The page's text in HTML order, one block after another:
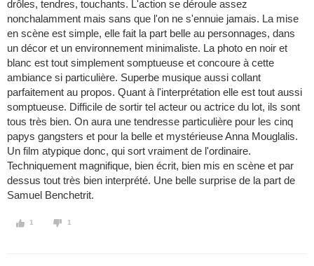
drôles, tendres, touchants. L'action se déroule assez
nonchalamment mais sans que l'on ne s'ennuie jamais. La mise
en scène est simple, elle fait la part belle au personnages, dans
un décor et un environnement minimaliste. La photo en noir et
blanc est tout simplement somptueuse et concoure à cette
ambiance si particulière. Superbe musique aussi collant
parfaitement au propos. Quant à l'interprétation elle est tout aussi
somptueuse. Difficile de sortir tel acteur ou actrice du lot, ils sont
tous très bien. On aura une tendresse particulière pour les cinq
papys gangsters et pour la belle et mystérieuse Anna Mouglalis.
Un film atypique donc, qui sort vraiment de l'ordinaire.
Techniquement magnifique, bien écrit, bien mis en scène et par
dessus tout très bien interprété. Une belle surprise de la part de
Samuel Benchetrit.
1 1